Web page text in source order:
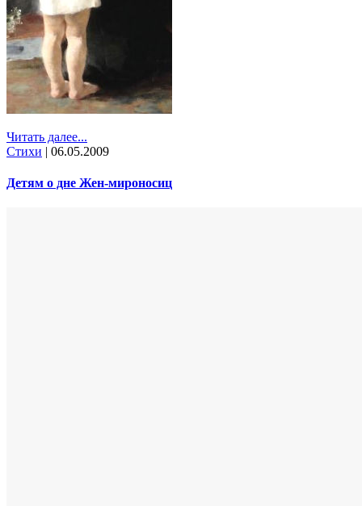
Читать далее...
Стихи | 06.05.2009
Детям о дне Жен-мироносиц